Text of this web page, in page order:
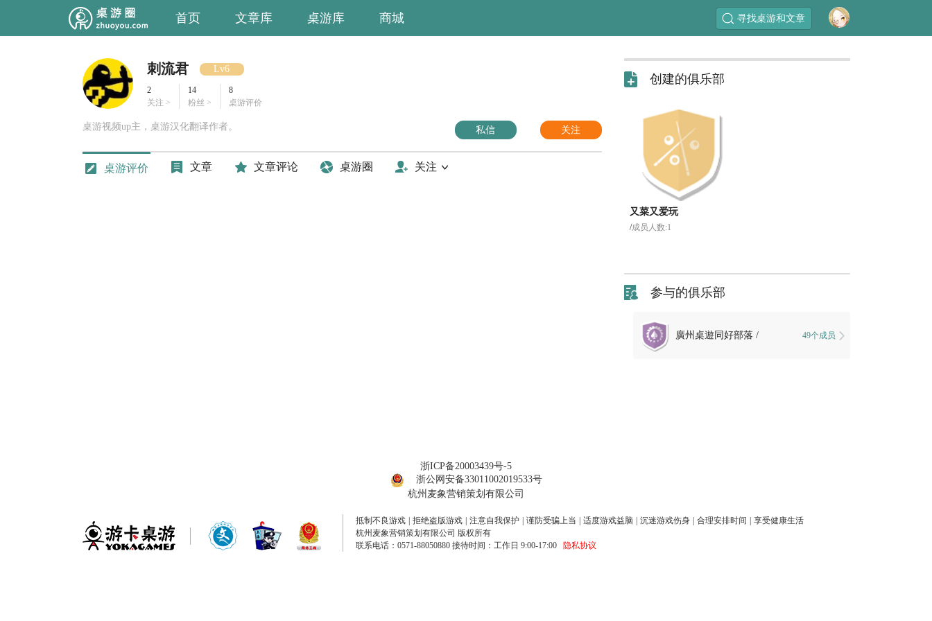
首页 文章库 桌游库 商城 寻找桌游和文章
刺流君 Lv6
2
关注 >
14
粉丝 >
8
桌游评价
桌游视频up主，桌游汉化翻译作者。 私信 关注
桌游评价 文章 文章评论 桌游圈 关注
创建的俱乐部
又菜又爱玩
/成员人数:1
参与的俱乐部
廣州桌遊同好部落 / 49个成员
浙ICP备20003439号-5
浙公网安备33011002019533号
杭州麦象营销策划有限公司
抵制不良游戏 拒绝盗版游戏 注意自我保护 谨防受骗上当 适度游戏益脑 沉迷游戏伤身 合理安排时间
享受健康生活
杭州麦象营销策划有限公司 版权所有
联系电话：0571-88050880 接待时间：工作日 9:00-17:00
隐私协议